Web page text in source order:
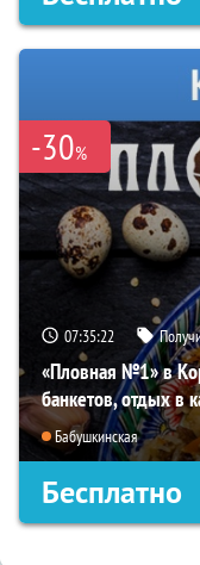
-30%
07:35:21
«Пловная №1» в
банкетов, отдых в
Бабушкинская
Бесплатно